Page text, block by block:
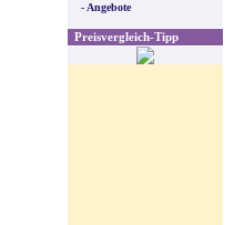
- Angebote
Preisvergleich-Tipp